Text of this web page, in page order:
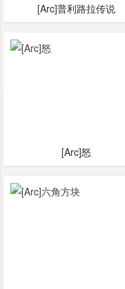
[Arc]普利路拉传说
[Arc]怒